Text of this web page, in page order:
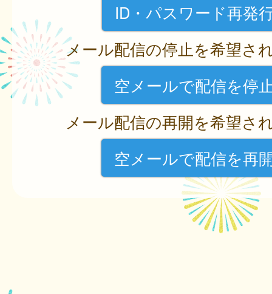
ID・パスワード再発
メール配信の停止を希望さ
空メールで配信を停
メール配信の再開を希望さ
空メールで配信を再